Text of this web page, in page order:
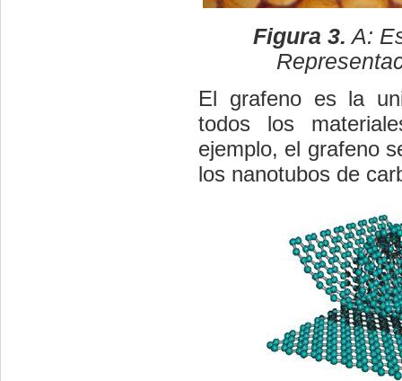
Figura 3. A:
El grafeno es la
todos los
ejemplo, el grafeno
los nanotubos de